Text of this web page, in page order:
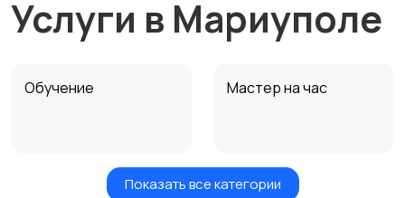
Услуги в Мариуполе
Обучение Мастер на час
Красота и здоровье
Транспорт,
Показать все категории